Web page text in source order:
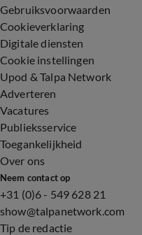
Gebruiksvoorwaarden
Cookieverklaring
Digitale diensten
Cookie instellingen
Upod & Talpa Network
Adverteren
Vacatures
Publieksservice
Toegankelijkheid
Over ons
Neem contact op
+31 (0)6 - 549 628 21
show@talpanetwork.com
Tip de redactie